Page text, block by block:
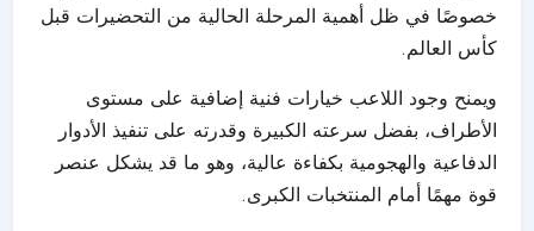
خصوصًا في ظل أهمية المرحلة الحالية من التحضيرات قبل
كأس العالم.
ويمنح وجود اللاعب خيارات فنية إضافية على مستوى
الأطراف، بفضل سرعته الكبيرة وقدرته على تنفيذ الأدوار
الدفاعية والهجومية بكفاءة عالية، وهو ما قد يشكل عنصر
قوة مهمًا أمام المنتخبات الكبرى.